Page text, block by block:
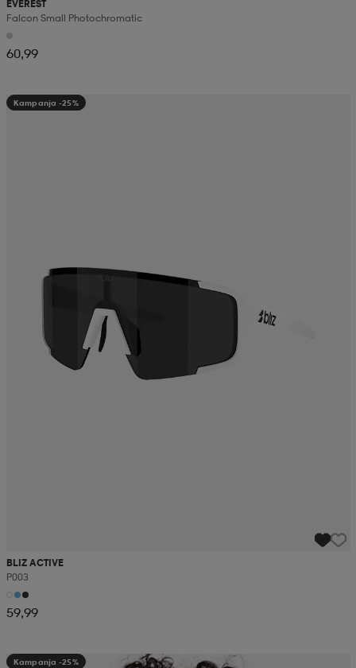
EVEREST
Falcon Small Photochromatic
60,99
Kampanja -25%
BLIZ ACTIVE
P003
59,99
Kampanja -25%